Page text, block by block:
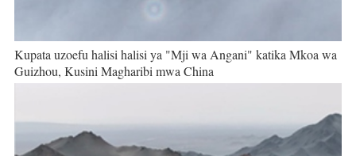
Kupata uzoefu halisi halisi ya "Mji wa Angani" katika Mkoa wa
Guizhou, Kusini Magharibi mwa China